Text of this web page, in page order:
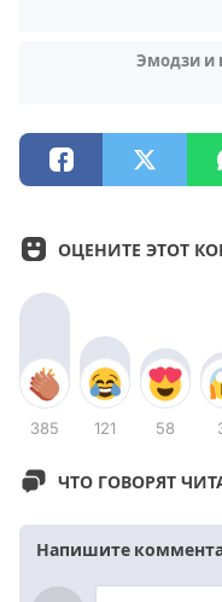
Эмодзи и
ОЦЕНИТЕ ЭТОТ
385 121 58
ЧТО ГОВОРЯТ
Напишите